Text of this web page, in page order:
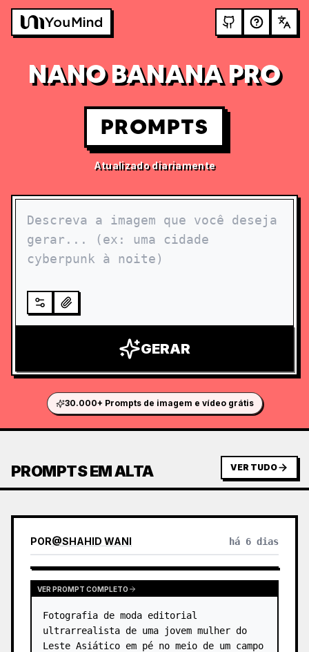
NANO BANANA PRO
PROMPTS
Atualizado diariamente
GERAR
30.000+ Prompts de imagem e vídeo grátis
PROMPTS EM ALTA VER TUDO
POR@SHAHID WANI há 6 dias
VER PROMPT COMPLETO
Fotografia de moda editorial
ultrarrealista de uma jovem mulher do
Leste Asiático em pé no meio de um campo